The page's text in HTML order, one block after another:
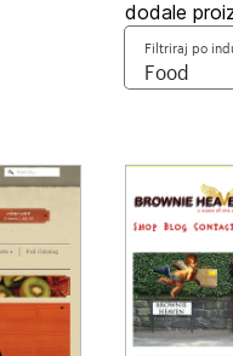
dodale
Filtriraj po